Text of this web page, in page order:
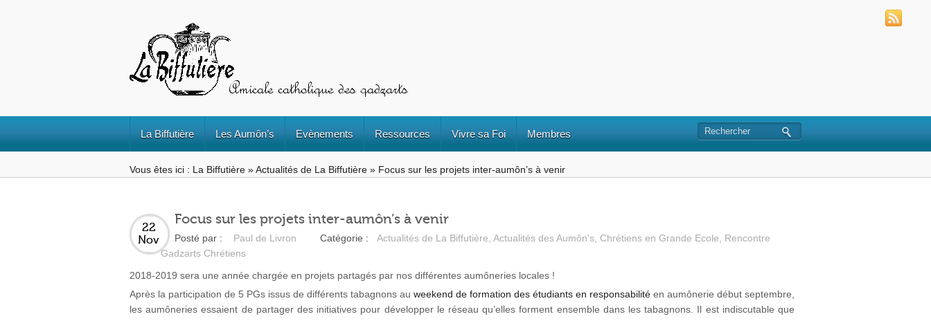
La Biffutière Les Aumôn’s Evènements Ressources Vivre sa Foi Membres
Vous êtes ici : La Biffutière»Actualités de La Biffutière» Focus sur les projets inter-aumôn’s à venir
Focus sur les projets inter-aumôn’s à venir
22
Nov Posté par : Paul de Livron Catégorie : Actualités de La Biffutière Actualités des Aumôn's, Chrétiens en Grande Ecole
Rencontre
Gadzarts Chrétiens
2018-2019 sera une année chargée en projets partagés par nos différentes aumôneries locales !
Après la participation de 5 PGs issus de différents tabagnons au weekend de formation des étudiants en responsabilité en aumônerie début septembre,
les aumôneries essaient de partager des initiatives pour développer le réseau qu’elles forment ensemble dans les tabagnons. Il est indiscutable que